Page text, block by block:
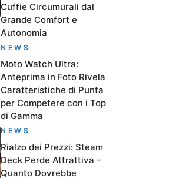
Cuffie Circumurali dal
Grande Comfort e
Autonomia
NEWS
Moto Watch Ultra:
Anteprima in Foto Rivela
Caratteristiche di Punta
per Competere con i Top
di Gamma
NEWS
Rialzo dei Prezzi: Steam
Deck Perde Attrattiva –
Quanto Dovrebbe